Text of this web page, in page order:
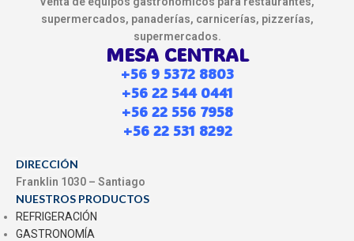
supermercados, panaderías, carnicerías, pizzerías,
supermercados.
MESA CENTRAL
+56 9 5372 8803
+56 22 544 0441
+56 22 556 7958
+56 22 531 8292
DIRECCIÓN
Franklin 1030 – Santiago
NUESTROS PRODUCTOS
REFRIGERACIÓN
GASTRONOMÍA